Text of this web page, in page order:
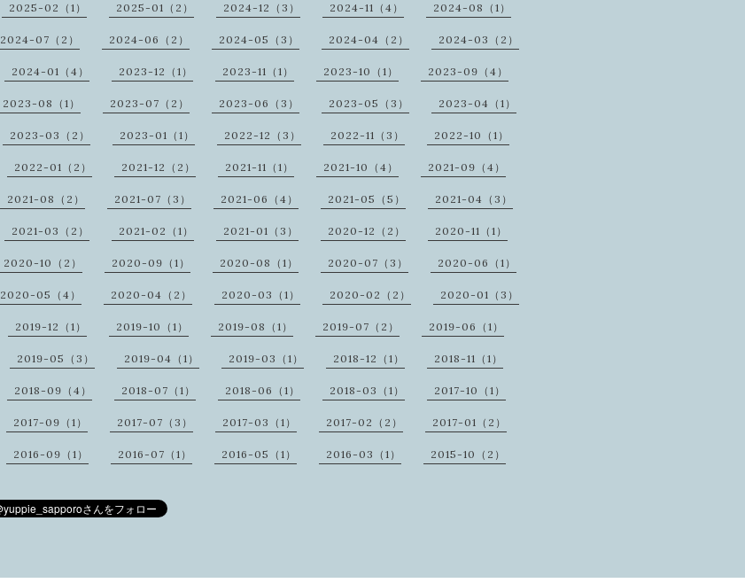
2025-02（1） 2025-01（2） 2024-12（3） 2024-11（4） 2024-08（1）
2024-07（2） 2024-06（2） 2024-05（3） 2024-04（2） 2024-03（2）
2024-01（4） 2023-12（1） 2023-11（1） 2023-10（1） 2023-09（4）
2023-08（1） 2023-07（2） 2023-06（3） 2023-05（3） 2023-04（1）
2023-03（2） 2023-01（1） 2022-12（3） 2022-11（3） 2022-10（1）
2022-01（2） 2021-12（2） 2021-11（1） 2021-10（4） 2021-09（4）
2021-08（2） 2021-07（3） 2021-06（4） 2021-05（5） 2021-04（3）
2021-03（2） 2021-02（1） 2021-01（3） 2020-12（2） 2020-11（1）
2020-10（2） 2020-09（1） 2020-08（1） 2020-07（3） 2020-06（1）
2020-05（4） 2020-04（2） 2020-03（1） 2020-02（2） 2020-01（3）
2019-12（1） 2019-10（1） 2019-08（1） 2019-07（2） 2019-06（1）
2019-05（3） 2019-04（1） 2019-03（1） 2018-12（1） 2018-11（1）
2018-09（4） 2018-07（1） 2018-06（1） 2018-03（1） 2017-10（1）
2017-09（1） 2017-07（3） 2017-03（1） 2017-02（2） 2017-01（2）
2016-09（1） 2016-07（1） 2016-05（1） 2016-03（1） 2015-10（2）